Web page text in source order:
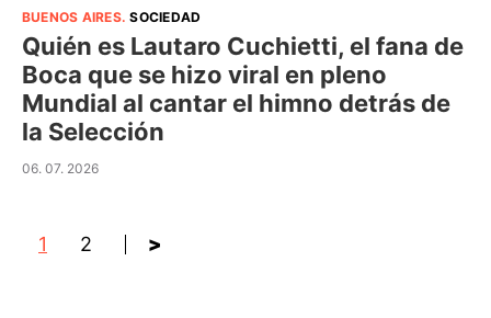
BUENOS AIRES.SOCIEDAD
Quién es Lautaro Cuchietti, el fana de
Boca que se hizo viral en pleno
Mundial al cantar el himno detrás de
la Selección
06. 07. 2026
1 2 >